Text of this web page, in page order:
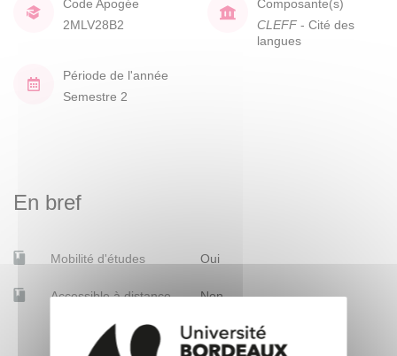
Code Apogée
2MLV28B2
Composante(s)
CLEFF - Cité des
langues
Période de l'année
Semestre 2
En bref
Mobilité d'études Oui
Accessible à distance Non